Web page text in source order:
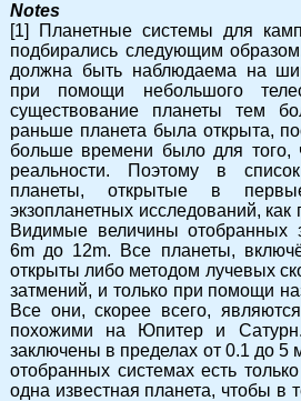
Notes
[1] Планетные системы для
подбирались следующим
должна быть наблюдаема на
при помощи небольшого
существование планеты тем
раньше планета была открыта,
больше времени было для того,
реальности. Поэтому в
планеты, открытые в
экзопланетных исследований,
Видимые величины отобранных
6m до 12m. Все планеты,
открыты либо методом лучевых
затмений, и только при помощи
Все они, скорее всего,
похожими на Юпитер и
заключены в пределах от 0.1 до
отобранных системах есть
одна известная планета, чтобы в